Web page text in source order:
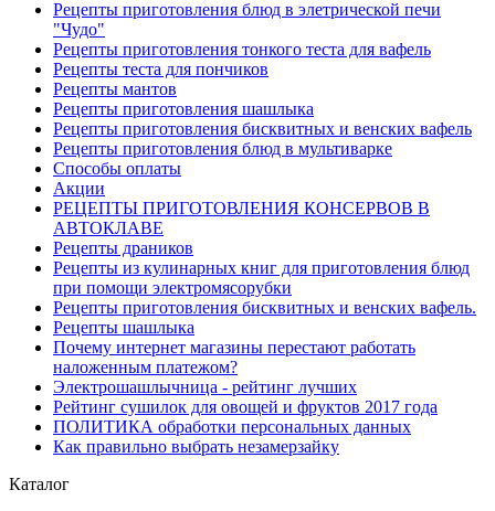
Рецепты приготовления блюд в элетрической печи
"Чудо"
Рецепты приготовления тонкого теста для вафель
Рецепты теста для пончиков
Рецепты мантов
Рецепты приготовления шашлыка
Рецепты приготовления бисквитных и венских вафель
Рецепты приготовления блюд в мультиварке
Способы оплаты
Акции
РЕЦЕПТЫ ПРИГОТОВЛЕНИЯ КОНСЕРВОВ В
АВТОКЛАВЕ
Рецепты драников
Рецепты из кулинарных книг для приготовления блюд
при помощи электромясорубки
Рецепты приготовления бисквитных и венских вафель.
Рецепты шашлыка
Почему интернет магазины перестают работать
наложенным платежом?
Электрошашлычница - рейтинг лучших
Рейтинг сушилок для овощей и фруктов 2017 года
ПОЛИТИКА обработки персональных данных
Как правильно выбрать незамерзайку
Каталог